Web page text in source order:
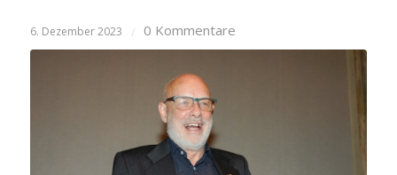
6. Dezember 2023 / 0 Kommentare